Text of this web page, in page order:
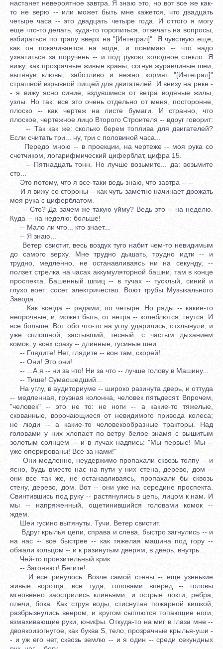
настанет невероятное завтра. Я знаю это, но вот все же как-
то не верю -- или может быть мне кажется, что двадцать
четыре часа -- это двадцать четыре года. И оттого я могу
еще что-то делать, куда-то торопиться, отвечать на вопросы,
взбираться по трапу вверх на "[Интеграл]". Я чувствую еще,
как он покачивается на воде, и понимаю -- что надо
ухватиться за поручень -- и под рукою холодное стекло. Я
вижу, как прозрачные живые краны, согнув журавлиные шеи,
вытянув клювы, заботливо и нежно кормят "[Интеграл]"
страшной взрывной пищей для двигателей. И внизу на реке -
- я вижу ясно синие, вздувшиеся от ветра водяные жилы,
узлы. Но так: все это очень отдельно от меня, посторонне,
плоско -- как чертеж на листе бумаги. И странно, что
плоское, чертежное лицо Второго Строителя -- вдруг говорит:
-- Так как же: сколько берем топлива для двигателей?
Если считать три... ну, три с половиной часа...
Передо мною -- в проекции, на чертеже -- моя рука со
счетчиком, логарифмический циферблат, цифра 15.
-- Пятнадцать тонн. Но лучше возьмите... да: возьмите
сто...
Это потому, что я все-таки ведь знаю, что завтра -- --
И я вижу со стороны -- как чуть заметно начинает дрожать
моя рука с циферблатом.
-- Сто? Да зачем же такую уйму? Ведь это -- на неделю.
Куда -- на неделю: больше!
-- Мало ли что... кто знает...
-- Я знаю...
Ветер свистит, весь воздух туго набит чем-то невидимым
до самого верху. Мне трудно дышать, трудно идти -- и
трудно, медленно, не останавливаясь ни на секунду, --
ползет стрелка на часах аккумуляторной башни, там в конце
проспекта. Башенный шпиц -- в тучах -- тусклый, синий и
глухо воет: сосет электричество. Воют трубы Музыкального
Завода.
Как всегда -- рядами, по четыре. Но ряды -- какие-то
непрочные, и, может быть, от ветра -- колеблются, гнутся. И
все больше. Вот обо что-то на углу ударились, отхлынули, и
уже сплошной, застывший, тесный, с частым дыханием
комок, у всех сразу -- длинные, гусиные шеи.
-- Глядите! Нет, глядите -- вон там, скорей!
-- Они! Это они!
-- ...А я -- ни за что! Ни за что -- лучше голову в Машину...
-- Тише! Сумасшедший...
На углу, в аудиториуме -- широко разинута дверь, и оттуда
-- медленная, грузная колонна, человек пятьдесят. Впрочем,
"человек" -- это не то: не ноги -- а какие-то тяжелые,
скованные, ворочающиеся от невидимого привода колеса;
не люди -- а какие-то человекообразные тракторы. Над
головами у них хлопает по ветру белое знамя с вышитым
золотым солнцем -- и в лучах надпись: "Мы первые! Мы --
уже оперированы! Все за нами!"
Они медленно, неудержимо пропахали сквозь толпу -- и
ясно, будь вместо нас на пути у них стена, дерево, дом --
они все так же, не останавливаясь, пропахали бы сквозь
стену, дерево, дом. Вот -- они уже на середине проспекта.
Свинтившись под руку -- растянулись в цепь, лицом к нам. И
мы -- напряженный, ощетинившийся головами комок --
ждем.
Шеи гусино вытянуты. Тучи. Ветер свистит.
Вдруг крылья цепи, справа и слева, быстро загнулись -- и
на нас -- все быстрее -- как тяжелая машина под гору --
обжали кольцом -- и к разинутым дверям, в дверь, внутрь...
Чей-то пронзительный крик:
-- Загоняют! Бегите!
И все ринулось. Возле самой стены -- еще узенькие
живые воротца, все туда, головами вперед -- головы
мгновенно заострились клиньями, и острые локти, ребра,
плечи, бока. Как струя воды, стиснутая пожарной кишкой,
разбрызнулись веером, и кругом сыплются топающие ноги,
взмахивающие руки, юнифы. Откуда-то на миг в глаза мне --
двоякоизогнутое, как буква S, тело, прозрачные крылья-уши -
- и уж его нет, сквозь землю -- и я один -- среди секундных